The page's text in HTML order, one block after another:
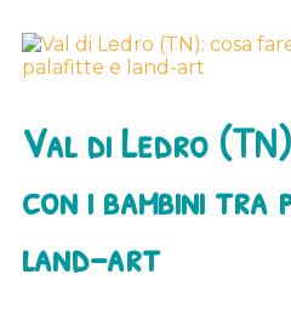
Val di Ledro
con i bambini
land-art